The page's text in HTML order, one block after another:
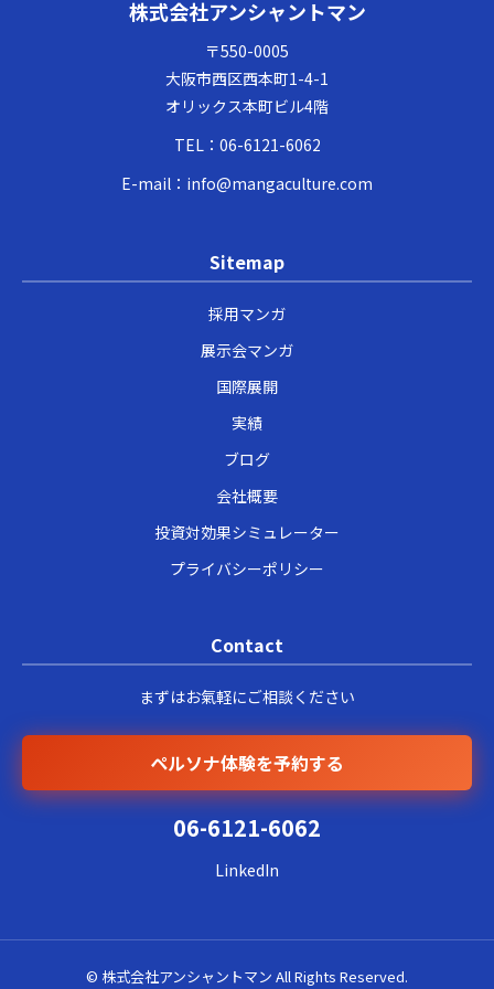
株式会社アンシャントマン
〒550-0005
大阪市西区西本町1-4-1
オリックス本町ビル4階
TEL： 06-6121-6062
E-mail： info@mangaculture.com
Sitemap
採用マンガ
展示会マンガ
国際展開
実績
ブログ
会社概要
投資対効果シミュレーター
プライバシーポリシー
Contact
まずはお氣軽にご相談ください
ペルソナ体験を予約する
06-6121-6062
LinkedIn
© 株式会社アンシャントマン All Rights Reserved.